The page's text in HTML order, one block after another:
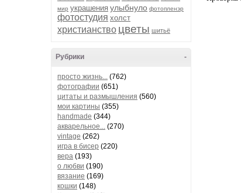
мир украшения улыбнуло фотопленэр
фотостудия холст
христианство цветы шитьё
-
Рубрики
просто жизнь... (762)
фотографии (651)
цитаты и размышления (560)
мои картины (355)
handmade (344)
акварельное... (270)
vintage (262)
игра в бисер (220)
вера (193)
о любви (190)
вязание (169)
кошки (148)